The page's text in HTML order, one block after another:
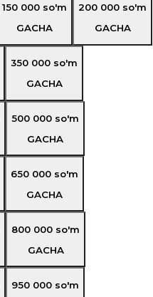
150 000 so'm
GACHA
200 000 so'm
GACHA
350 000 so'm
GACHA
500 000 so'm
GACHA
650 000 so'm
GACHA
800 000 so'm
GACHA
950 000 so'm